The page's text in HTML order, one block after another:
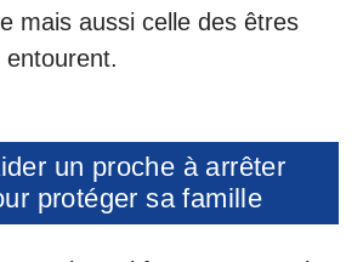
mais aussi celle des êtres
un proche à arrêter
protéger sa famille